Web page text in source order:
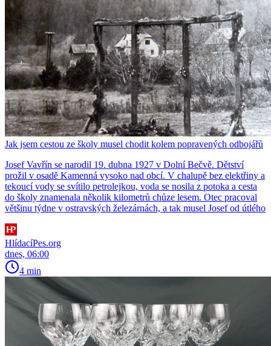
Jak jsem cestou ze školy musel chodit kolem popravených odbojářů
Josef Vavřín se narodil 19. dubna 1927 v Dolní Bečvě. Dětství
prožil v osadě Kamenná vysoko nad obcí. V chalupě bez elektřiny a
tekoucí vody se svítilo petrolejkou, voda se nosila z potoka a cesta
do školy znamenala několik kilometrů chůze lesem. Otec pracoval
většinu týdne v ostravských železárnách, a tak musel Josef od útlého
HlídacíPes.org
dnes, 06:00
4 min